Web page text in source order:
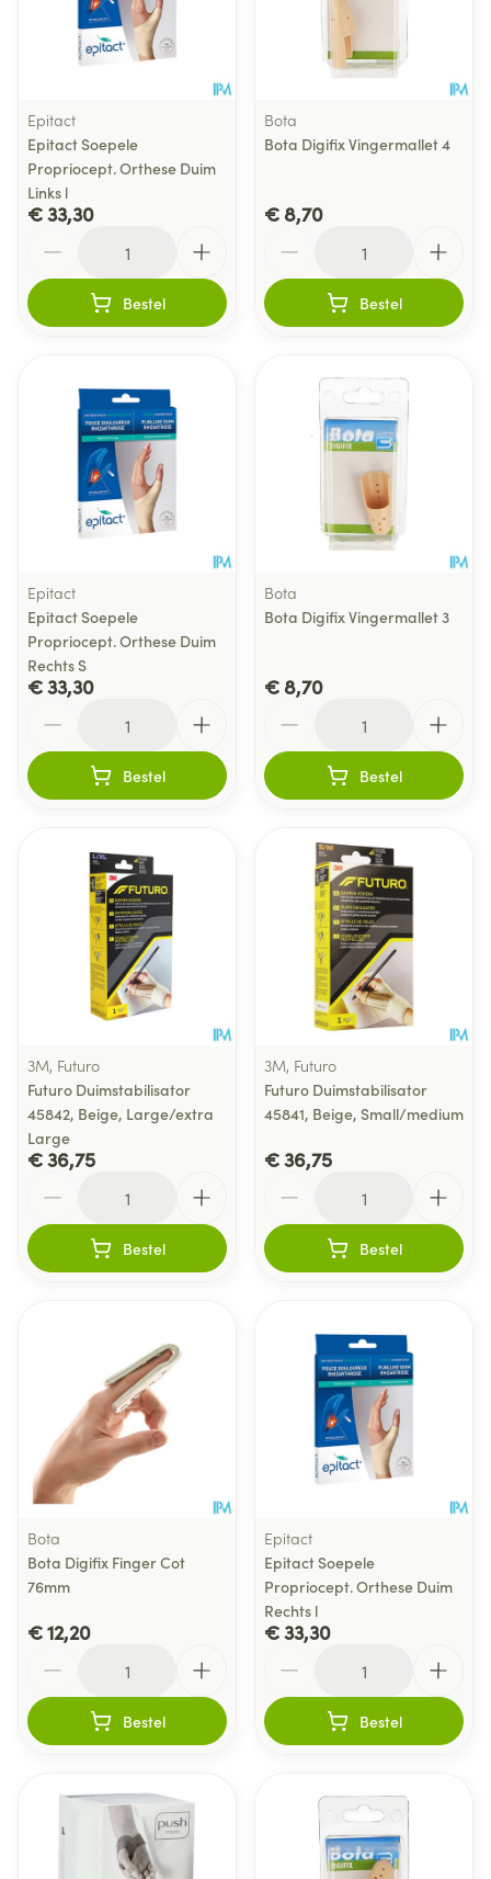
Epitact
Epitact Soepele
Propriocept. Orthese Duim
Links l
€ 33,30
Bestel
Bota
Bota Digifix Vingermallet 4
€ 8,70
Bestel
Epitact
Epitact Soepele
Propriocept. Orthese Duim
Rechts S
€ 33,30
Bestel
Bota
Bota Digifix Vingermallet 3
€ 8,70
Bestel
3M, Futuro
Futuro Duimstabilisator
45842, Beige, Large/extra
Large
€ 36,75
Bestel
3M, Futuro
Futuro Duimstabilisator
45841, Beige, Small/medium
€ 36,75
Bestel
Bota
Bota Digifix Finger Cot
76mm
€ 12,20
Bestel
Epitact
Epitact Soepele
Propriocept. Orthese Duim
Rechts l
€ 33,30
Bestel